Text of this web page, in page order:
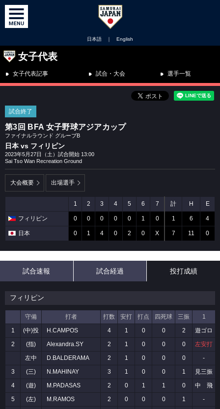
日本語 ｜ English
女子代表
女子代表記事 試合・大会 選手一覧
試合終了
第3回 BFA 女子野球アジアカップ
ファイナルラウンド グループB
日本 vs フィリピン
2023年5月27日（土）試合開始 13:00
Sai Tso Wan Recreation Ground
大会概要 出場選手
1 2 3 4 5 6 7 計 H E
フィリピン 0 0 0 0 0 1 0 1 6 4
日本 0 1 4 0 2 0 X 7 11 0
試合速報 試合経過 投打成績
フィリピン
守備 打者 打数 安打 打点 四死球 三振
1
1
(中)投 H.CAMPOS 4 1 0 0 2
遊ゴロ
2
(指) Alexandra.SY 2 1 0 0 0
左安打
左中
D.BALDERAMA 2 1 0 0 0
-
3
(三) N.MAHINAY 3 1 0 0 1
見三振
4
(遊) M.PADASAS 2 0 1 1 0
中 飛
5
(左) M.RAMOS 2 0 0 0 1 -